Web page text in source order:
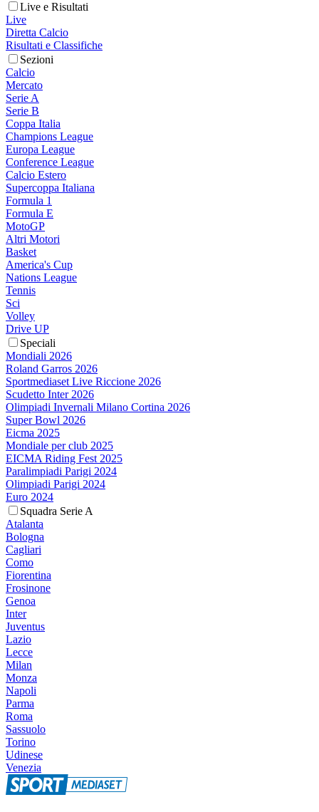
Live e Risultati
Live
Diretta Calcio
Risultati e Classifiche
Sezioni
Calcio
Mercato
Serie A
Serie B
Coppa Italia
Champions League
Europa League
Conference League
Calcio Estero
Supercoppa Italiana
Formula 1
Formula E
MotoGP
Altri Motori
Basket
America's Cup
Nations League
Tennis
Sci
Volley
Drive UP
Speciali
Mondiali 2026
Roland Garros 2026
Sportmediaset Live Riccione 2026
Scudetto Inter 2026
Olimpiadi Invernali Milano Cortina 2026
Super Bowl 2026
Eicma 2025
Mondiale per club 2025
EICMA Riding Fest 2025
Paralimpiadi Parigi 2024
Olimpiadi Parigi 2024
Euro 2024
Squadra Serie A
Atalanta
Bologna
Cagliari
Como
Fiorentina
Frosinone
Genoa
Inter
Juventus
Lazio
Lecce
Milan
Monza
Napoli
Parma
Roma
Sassuolo
Torino
Udinese
Venezia